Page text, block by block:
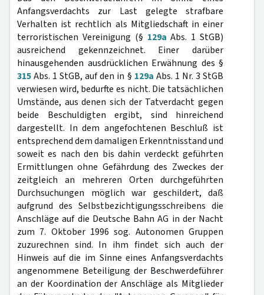
Anfangsverdachts zur Last gelegte strafbare
Verhalten ist rechtlich als Mitgliedschaft in einer
terroristischen Vereinigung (§ 129a Abs. 1 StGB)
ausreichend gekennzeichnet. Einer darüber
hinausgehenden ausdrücklichen Erwähnung des §
315Abs. 1 StGB, auf den in § 129a Abs. 1 Nr. 3 StGB
verwiesen wird, bedurfte es nicht. Die tatsächlichen
Umstände, aus denen sich der Tatverdacht gegen
beide Beschuldigten ergibt, sind hinreichend
dargestellt. In dem angefochtenen Beschluß ist
entsprechend dem damaligen Erkenntnisstand und
soweit es nach den bis dahin verdeckt geführten
Ermittlungen ohne Gefährdung des Zweckes der
zeitgleich an mehreren Orten durchgeführten
Durchsuchungen möglich war geschildert, daß
aufgrund des Selbstbezichtigungsschreibens die
Anschläge auf die Deutsche Bahn AG in der Nacht
zum 7. Oktober 1996 sog. Autonomen Gruppen
zuzurechnen sind. In ihm findet sich auch der
Hinweis auf die im Sinne eines Anfangsverdachts
angenommene Beteiligung der Beschwerdeführer
an der Koordination der Anschläge als Mitglieder